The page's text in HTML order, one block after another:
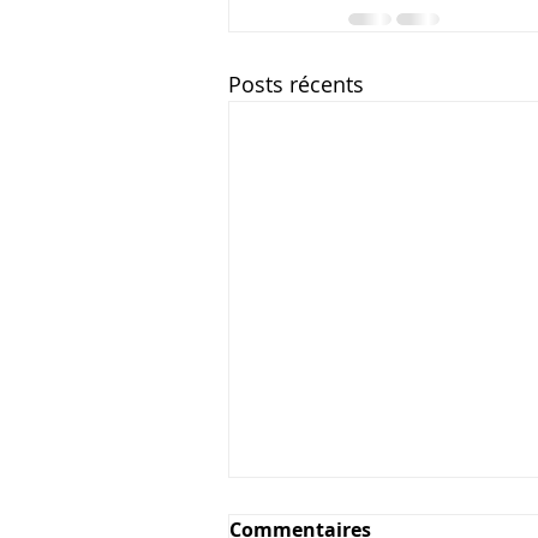
Posts récents
Commentaires